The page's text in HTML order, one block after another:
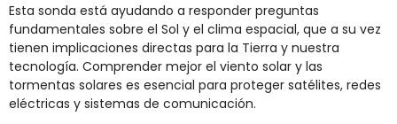
Esta sonda está ayudando a responder preguntas
fundamentales sobre el Sol y el clima espacial, que a su vez
tienen implicaciones directas para la Tierra y nuestra
tecnología. Comprender mejor el viento solar y las
tormentas solares es esencial para proteger satélites, redes
eléctricas y sistemas de comunicación.